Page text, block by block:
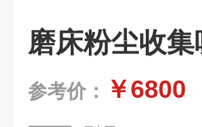
磨床粉尘收
参考价： ￥6800